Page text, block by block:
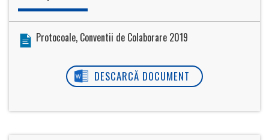
Protocoale, Conventii de Colaborare 2019
DESCARCĂ DOCUMENT